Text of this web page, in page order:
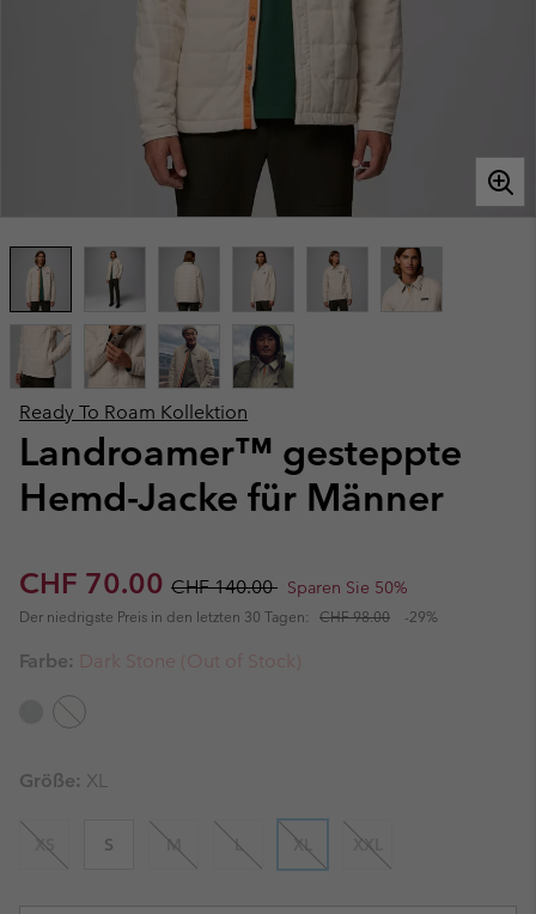
Ready To Roam Kollektion
Landroamer™ gesteppte
Hemd-Jacke für Männer
Sale price:
CHF 70.00 Regular price:
CHF 140.00 Sparen Sie 50%
Der niedrigste Preis in den letzten 30 Tagen: CHF 98.00 -29%
Farbe: Dark Stone (Out of Stock)
Größe: XL
XS S M L XL XXL